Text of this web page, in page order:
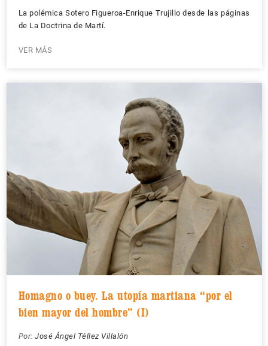
La polémica Sotero Figueroa-Enrique Trujillo desde las páginas
de La Doctrina de Martí.
VER MÁS
Homagno o buey. La utopía martiana “por el
bien mayor del hombre” (I)
Por: José Ángel Téllez Villalón